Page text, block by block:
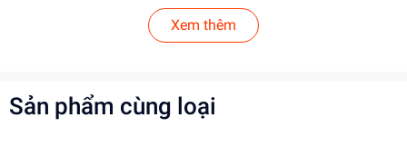
Hướng Dẫn Sử Dụng
Đọc kỹ hướng dẫn trước khi sử dụng
Lợi Ích Phát Triển
Xem thêm
Sản phẩm cùng loại